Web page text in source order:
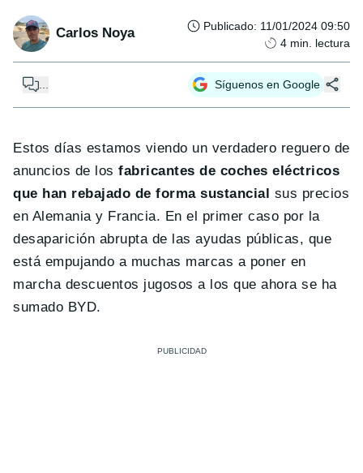
Carlos Noya Publicado: 11/01/2024 09:50
4 min. lectura
Síguenos en Google
Estos días estamos viendo un verdadero reguero de
anuncios de losfabricantes de coches eléctricos
que han rebajado de forma sustancial sus precios
en Alemania y Francia. En el primer caso por la
desaparición abrupta de las ayudas públicas, que
está empujando a muchas marcas a poner en
marcha descuentos jugosos a los que ahora se ha
sumado BYD.